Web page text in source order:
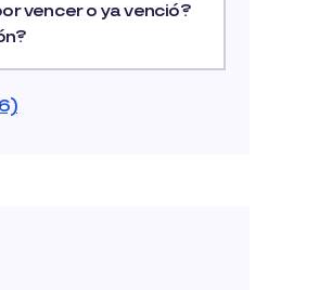
vencer o ya venció?